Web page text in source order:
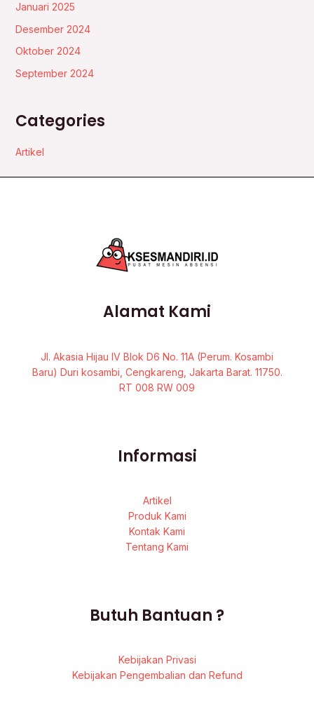
Januari 2025
Desember 2024
Oktober 2024
September 2024
Categories
Artikel
Alamat Kami
Jl. Akasia Hijau IV Blok D6 No. 11A (Perum. Kosambi
Baru) Duri kosambi, Cengkareng, Jakarta Barat. 11750.
RT 008 RW 009
Informasi
Artikel
Produk Kami
Kontak Kami
Tentang Kami
Butuh Bantuan ?
Kebijakan Privasi
Kebijakan Pengembalian dan Refund